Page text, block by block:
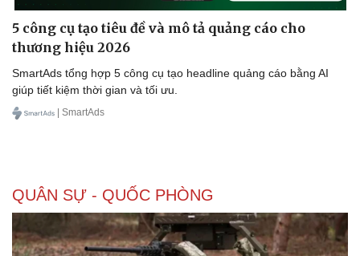
Doanh nghiệp
Thông tin doanh nghiệp
Doanh nghiệp 24h
Công nghệ
5 công cụ tạo tiêu đề và mô tả quảng cáo cho
thương hiệu 2026
SmartAds tổng hợp 5 công cụ tạo headline quảng cáo bằng AI
giúp tiết kiệm thời gian và tối ưu.
| SmartAds
QUÂN SỰ - QUỐC PHÒNG